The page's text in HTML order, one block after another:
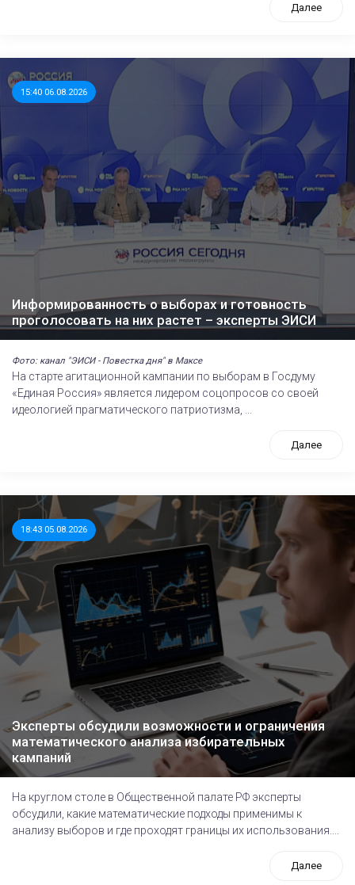
Далее
15:40 06.08.2026
Информированность о выборах и готовность
проголосовать на них растет – эксперты ЭИСИ
Фото: канал "ЭИСИ - Повестка дня" в Максе
На старте агитационной кампании по выборам в Госдуму
«Единая Россия» является лидером соцопросов со своей
идеологией прагматического патриотизма, ...
Далее
18:43 05.08.2026
Эксперты обсудили возможности и ограничения
математического анализа избирательных
кампаний
На круглом столе в Общественной палате РФ эксперты
обсудили, какие математические подходы применимы к
анализу выборов и где проходят границы их использования....
Далее